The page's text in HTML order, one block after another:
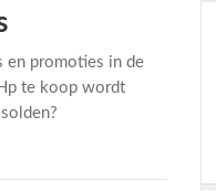
en promoties in de
te koop wordt